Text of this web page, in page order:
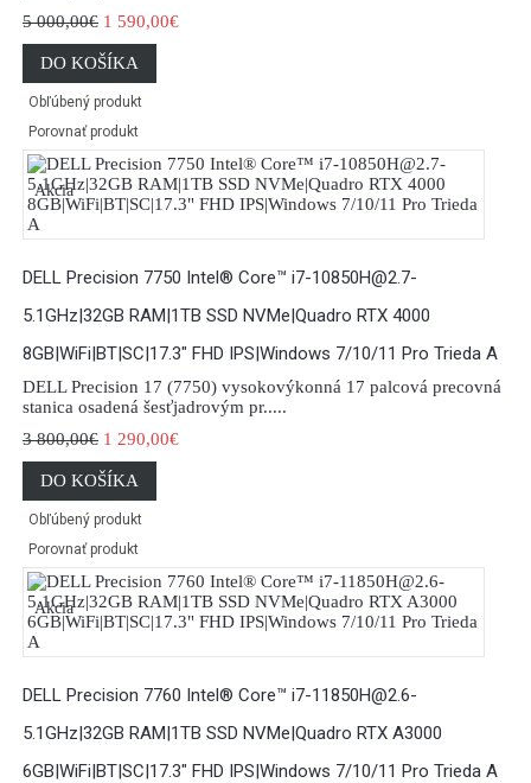
5 000,00€ 1 590,00€
DO KOŠÍKA
Obľúbený produkt
Porovnať produkt
Akcia
DELL Precision 7750 Intel® Core™ i7-10850H@2.7-
5.1GHz|32GB RAM|1TB SSD NVMe|Quadro RTX 4000
8GB|WiFi|BT|SC|17.3" FHD IPS|Windows 7/10/11 Pro Trieda A
DELL Precision 17 (7750) vysokovýkonná 17 palcová precovná
stanica osadená šesťjadrovým pr.....
3 800,00€ 1 290,00€
DO KOŠÍKA
Obľúbený produkt
Porovnať produkt
Akcia
DELL Precision 7760 Intel® Core™ i7-11850H@2.6-
5.1GHz|32GB RAM|1TB SSD NVMe|Quadro RTX A3000
6GB|WiFi|BT|SC|17.3" FHD IPS|Windows 7/10/11 Pro Trieda A